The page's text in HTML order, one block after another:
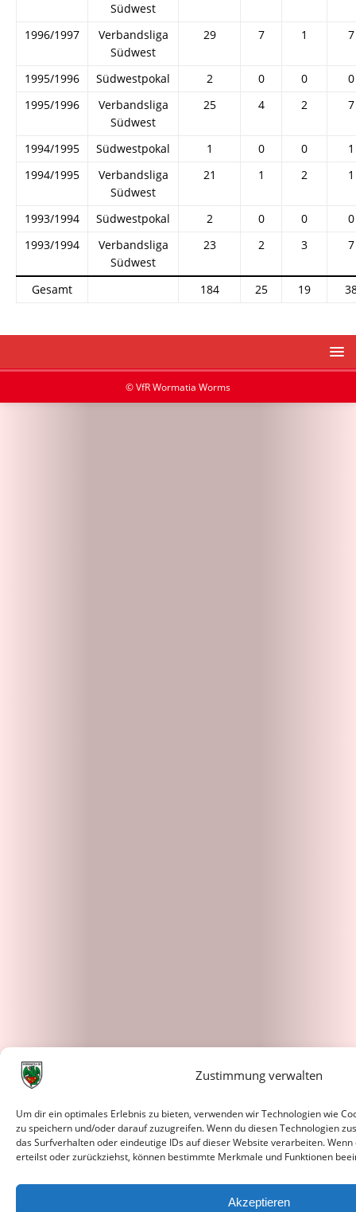
Zustimmung verwalten
Um dir ein optimales Erlebnis zu bieten, verwenden wir Technologien wie
zu speichern und/oder darauf zuzugreifen. Wenn du diesen Technologien
das Surfverhalten oder eindeutige IDs auf dieser Website verarbeiten.
erteilst oder zurückziehst, können bestimmte Merkmale und Funktionen
Akzeptieren
Südwest
1996/1997
Verbandsliga
Südwest
29 7 1 7
1995/1996 Südwestpokal 2 0 0
0
1995/1996
Verbandsliga
Südwest
25 4 2 7
1994/1995 Südwestpokal 1 0 0
1
1994/1995
Verbandsliga
Südwest
21 1 2 1
1993/1994 Südwestpokal 2 0 0
0
1993/1994
Verbandsliga
Südwest
23 2 3 7
Gesamt 184 25 19
© VfR Wormatia Worms